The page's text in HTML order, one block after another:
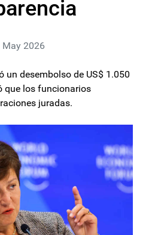
May 2026
un desembolso de US$ 1.050
que los funcionarios
juradas.